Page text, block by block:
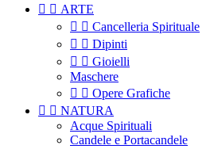
  ARTE
  Cancelleria Spirituale
  Dipinti
  Gioielli
Maschere
  Opere Grafiche
  NATURA
Acque Spirituali
Candele e Portacandele